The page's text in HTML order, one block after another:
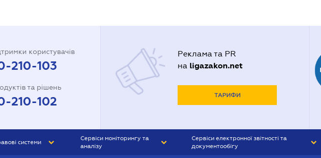
користувачів
210-103
та рішень
210-102
Реклама та PR
на ligazakon.net
ТАРИФИ
системи
Сервіси моніторингу та
аналізу
Сервіси електронної звітності та
документообігу